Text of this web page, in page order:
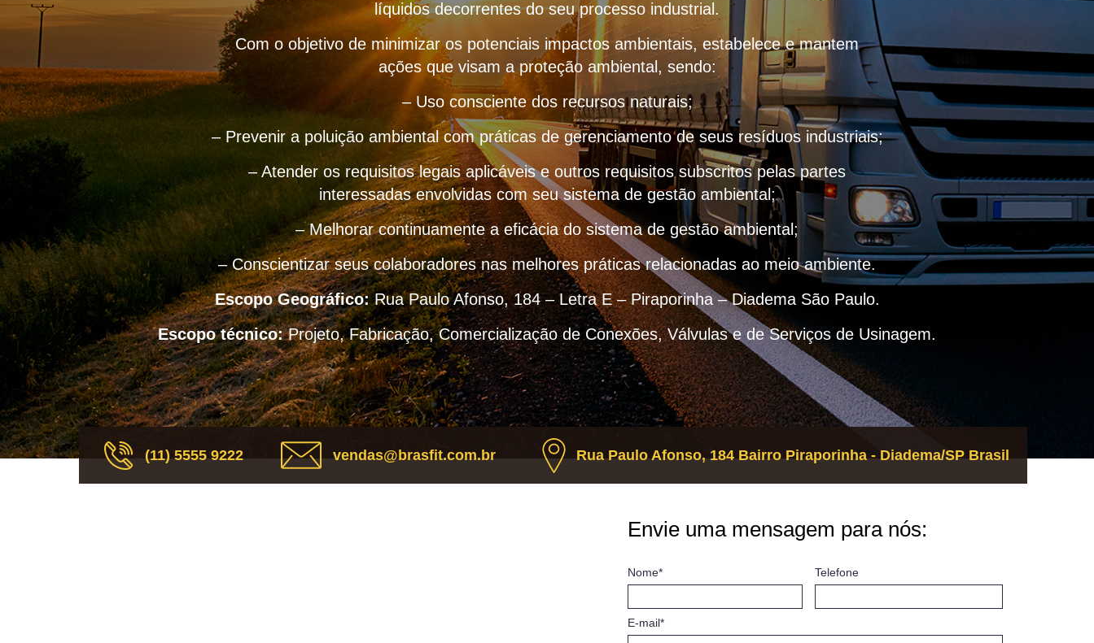
líquidos decorrentes do seu processo industrial.
Com o objetivo de minimizar os potenciais impactos ambientais, estabelece e mantem
ações que visam a proteção ambiental, sendo:
– Uso consciente dos recursos naturais;
– Prevenir a poluição ambiental com práticas de gerenciamento de seus resíduos industriais;
– Atender os requisitos legais aplicáveis e outros requisitos subscritos pelas partes
interessadas envolvidas com seu sistema de gestão ambiental;
– Melhorar continuamente a eficácia do sistema de gestão ambiental;
– Conscientizar seus colaboradores nas melhores práticas relacionadas ao meio ambiente.
Escopo Geográfico:Rua Paulo Afonso, 184 – Letra E – Piraporinha – Diadema São Paulo.
Escopo técnico:Projeto, Fabricação, Comercialização de Conexões, Válvulas e de Serviços de Usinagem.
(11) 5555 9222 vendas@brasfit.com.br Rua Paulo Afonso, 184 Bairro Piraporinha - Diadema/SP Brasil
Envie uma mensagem para nós:
Nome* Telefone
E-mail*